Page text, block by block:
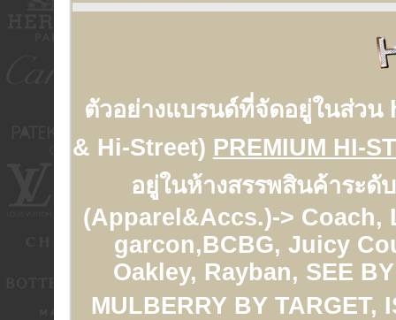
ตัวอย่างแบรนด์ที่จัดอยู่ในส่วน
& Hi-Street) PREMIUM HI-
อยู่ในห้างสรรพสินค้าระดั
(Apparel&Accs.)-> Coach,
garcon,BCBG, Juicy
Oakley, Rayban, SEE
MULBERRY BY TARGET,